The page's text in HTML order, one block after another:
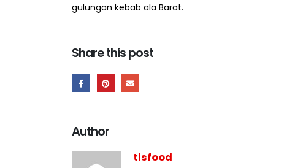
gulungan kebab ala Barat.
Share this post
Author
tisfood